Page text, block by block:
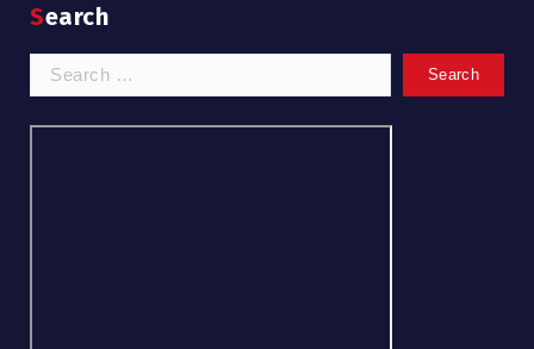
Search
Search
for: